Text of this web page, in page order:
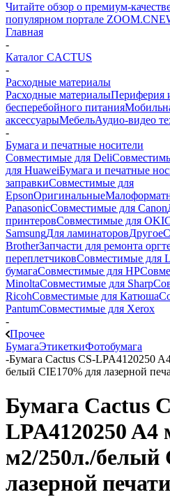
Читайте обзор о премиум-
популярном портале
Главная
-
Каталог CACTUS
-
Расходные материалы
Расходные материалыПериферия
бесперебойного питания
аксессуарыМебельАудио-видео
-
Бумага и печатные носители
Совместимые для Deli
для HuaweiБумага и печатные
заправкиСовместимые для
EpsonОригинальные
PanasonicСовместимые для Canon
принтеровСовместимые для OKI
SamsungДля ламинаторовДругое
BrotherЗапчасти для ремонта
переплетчиковСовместимые для
бумагаСовместимые для HP
MinoltaСовместимые для Sharp
RicohСовместимые для Катюша
PantumСовместимые для Xerox
-
Прочее
БумагаЭтикеткиФотобумага
-Бумага Cactus CS-LPA4120250
белый CIE170% для лазерной
Бумага Cactus
LPA4120250 A4
м2/250л./белый
лазерной печати